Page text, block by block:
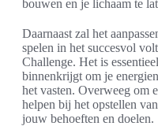
bouwen en je lichaam te
Daarnaast zal het
spelen in het succesvol
Challenge. Het is
binnenkrijgt om je
het vasten. Overweeg om
helpen bij het opstellen
jouw behoeften en doelen.